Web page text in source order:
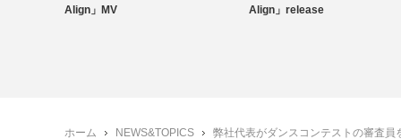
Align」MV
Align」release
ホーム NEWS&TOPICS 弊社代表がダンスコンテストの審査員